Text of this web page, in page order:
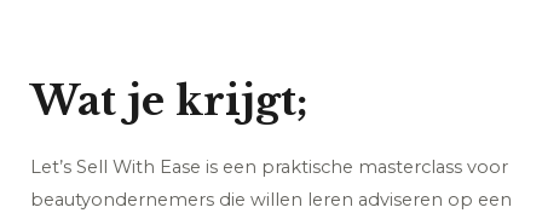
Wat je krijgt;
Let’s Sell With Ease is een praktische masterclass voor
beautyondernemers die willen leren adviseren op een